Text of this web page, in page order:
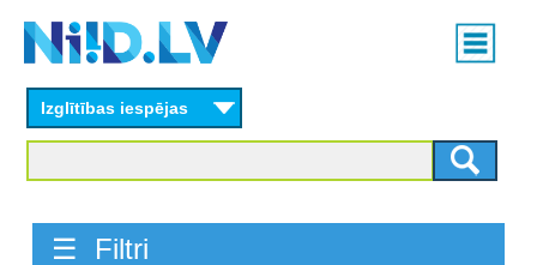
content
Main
menu
Izglītības iespējas
☰ Filtri